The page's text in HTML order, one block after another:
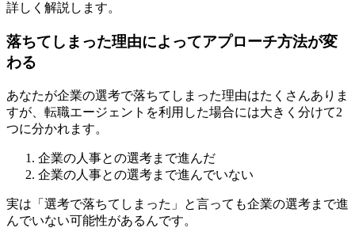
詳しく解説します。
落ちてしまった理由によってアプローチ方法が変
わる
あなたが企業の選考で落ちてしまった理由はたくさんありま
すが、転職エージェントを利用した場合には大きく分けて2
つに分かれます。
企業の人事との選考まで進んだ
企業の人事との選考まで進んでいない
実は「選考で落ちてしまった」と言っても企業の選考まで進
んでいない可能性があるんです。